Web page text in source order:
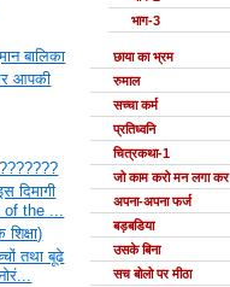
बालिका
आपकी
दिमागी
the ...
तथा बूढे
भाग-3
छाया का भ्रम
रुमाल
सच्चा कर्म
प्रतिध्वनि
चित्रकथा-1
जो काम करो मन लगा कर
अपना-अपना फर्ज
बड़बडिया
उसके बिना
सच बोलो पर मीठा